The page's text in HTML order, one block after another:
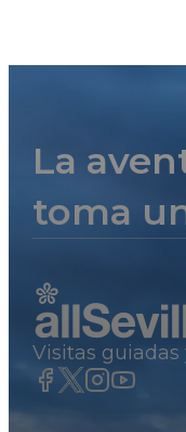
La
toma
Visitas guiadas